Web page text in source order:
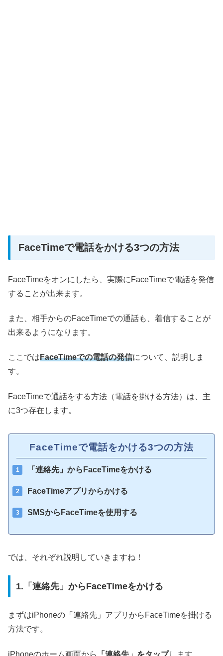
FaceTimeで電話をかける3つの方法
FaceTimeをオンにしたら、実際にFaceTimeで電話を発信
することが出来ます。
また、相手からのFaceTimeでの通話も、着信することが
出来るようになります。
ここではFaceTimeでの電話の発信について、説明しま
す。
FaceTimeで通話をする方法（電話を掛ける方法）は、主
に3つ存在します。
FaceTimeで電話をかける3つの方法
「連絡先」からFaceTimeをかける
FaceTimeアプリからかける
SMSからFaceTimeを使用する
では、それぞれ説明していきますね！
1.「連絡先」からFaceTimeをかける
まずはiPhoneの「連絡先」アプリからFaceTimeを掛ける
方法です。
iPhoneのホーム画面から 「連絡先」をタップします。